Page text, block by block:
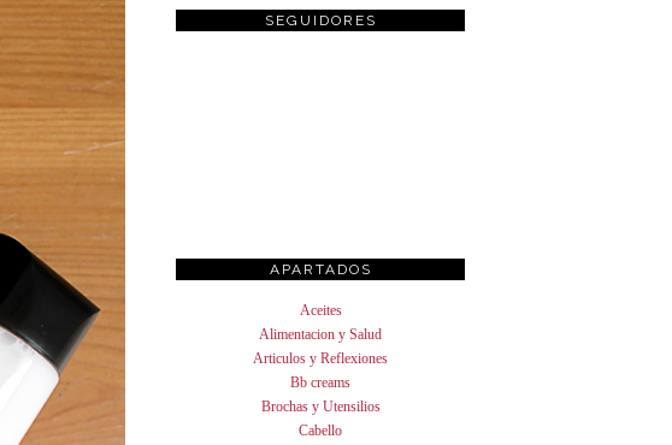
SEGUIDORES
APARTADOS
Aceites
Alimentacion y Salud
Articulos y Reflexiones
Bb creams
Brochas y Utensilios
Cabello